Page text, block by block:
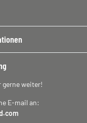
gerne weiter!
E-mail an: